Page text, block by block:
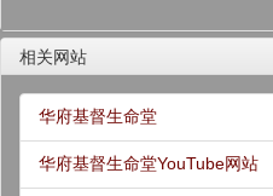
相关网站
华府基督生命堂
华府基督生命堂YouTube网站